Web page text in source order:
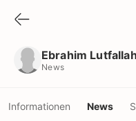
Ebrahim Lutfallah
News
Informationen News